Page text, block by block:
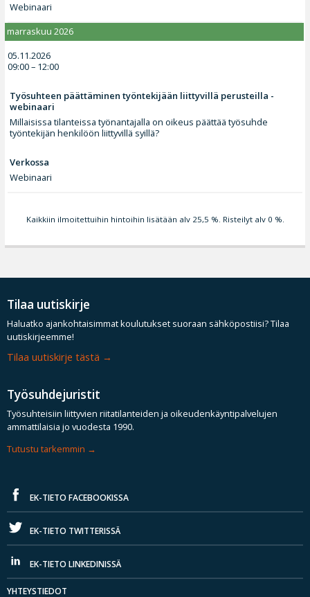
Webinaari
marraskuu 2026
05.11.2026
09:00 – 12:00
Työsuhteen päättäminen työntekijään liittyvillä perusteilla -
webinaari
Millaisissa tilanteissa työnantajalla on oikeus päättää työsuhde
työntekijän henkilöön liittyvillä syillä?
Verkossa
Webinaari
Kaikkiin ilmoitettuihin hintoihin lisätään alv 25,5 %. Risteilyt alv 0 %.
Tilaa uutiskirje
Haluatko ajankohtaisimmat koulutukset suoraan sähköpostiisi? Tilaa
uutiskirjeemme!
Tilaa uutiskirje tästä
Työsuhdejuristit
Työsuhteisiin liittyvien riitatilanteiden ja oikeudenkäyntipalvelujen
ammattilaisia jo vuodesta 1990.
Tutustu tarkemmin
EK-TIETO FACEBOOKISSA
EK-TIETO TWITTERISSÄ
EK-TIETO LINKEDINISSÄ
YHTEYSTIEDOT